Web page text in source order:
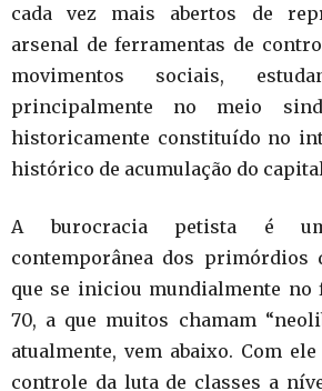
cada vez mais abertos de
arsenal de ferramentas de
movimentos sociais,
principalmente no meio
historicamente constituído no
histórico de acumulação do
A burocracia petista é
contemporânea dos
que se iniciou mundialmente no
70, a que muitos chamam
atualmente, vem abaixo. Com
controle da luta de classes a